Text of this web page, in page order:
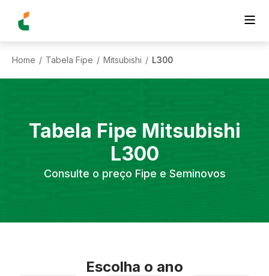
Home / Tabela Fipe / Mitsubishi / L300
Tabela Fipe Mitsubishi
L300
Consulte o preço Fipe e Seminovos
Escolha o ano